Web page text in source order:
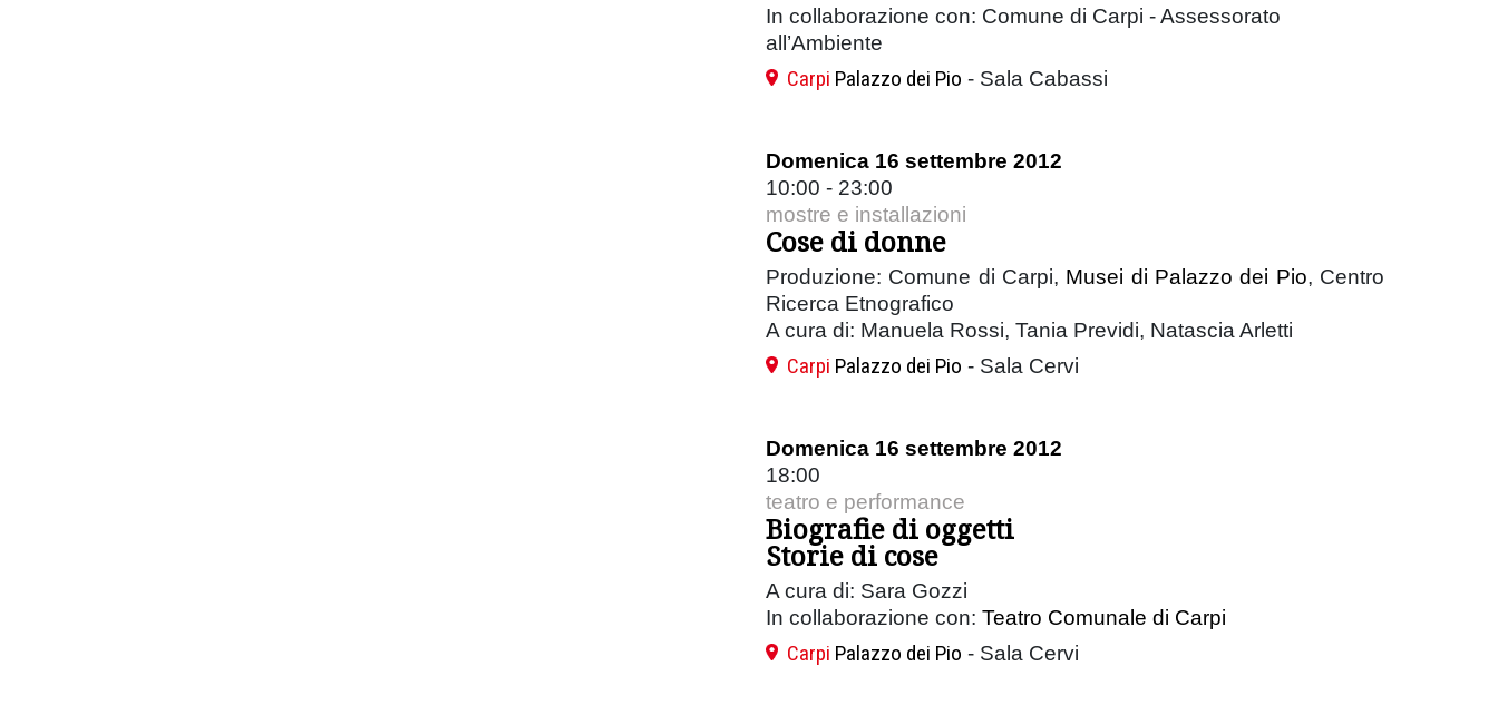
In collaborazione con: Comune di Carpi - Assessorato
all’Ambiente
Carpi Palazzo dei Pio - Sala Cabassi
Domenica 16 settembre 2012
10:00 - 23:00
mostre e installazioni
Cose di donne
Produzione: Comune di Carpi, Musei di Palazzo dei Pio, Centro
Ricerca Etnografico
A cura di: Manuela Rossi, Tania Previdi, Natascia Arletti
Carpi Palazzo dei Pio - Sala Cervi
Domenica 16 settembre 2012
18:00
teatro e performance
Biografie di oggetti
Storie di cose
A cura di: Sara Gozzi
In collaborazione con: Teatro Comunale di Carpi
Carpi Palazzo dei Pio - Sala Cervi